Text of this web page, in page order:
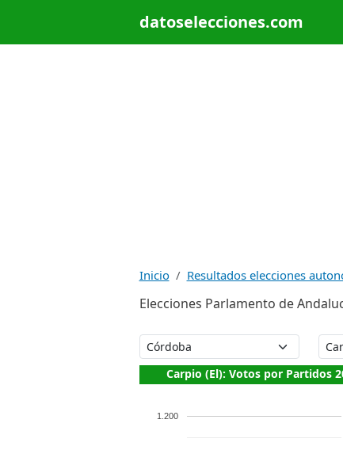
datoselecciones.com
Inicio Resultados elecciones
Elecciones Parlamento de
Carpio (El): Votos por Partidos
1.200